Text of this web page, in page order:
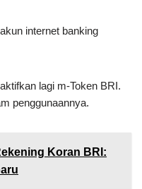
internet banking
lagi m-Token BRI.
penggunaannya.
Koran BRI: